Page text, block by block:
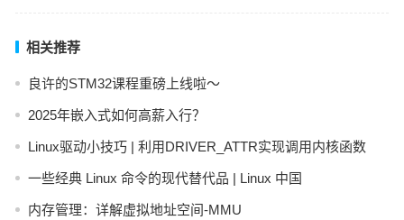
相关推荐
良许的STM32课程重磅上线啦～
2025年嵌入式如何高薪入行？
Linux驱动小技巧 | 利用DRIVER_ATTR实现调用内核函数
一些经典 Linux 命令的现代替代品 | Linux 中国
内存管理：详解虚拟地址空间-MMU